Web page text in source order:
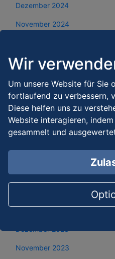
Dezember 2024
November 2024
September 2024
August 2024
Juli 2024
Juni 2024
Mai 2024
März 2024
Dezember 2023
November 2023
Wir
Um unsere Website für Sie
fortlaufend zu verbessern,
Diese helfen uns zu
Website interagieren,
gesammelt und